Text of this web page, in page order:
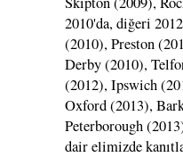
2010'da, diğeri
(2010), Preston
Derby (2010),
(2012), Ipswich
Oxford (2013),
Peterborough
dair elimizde